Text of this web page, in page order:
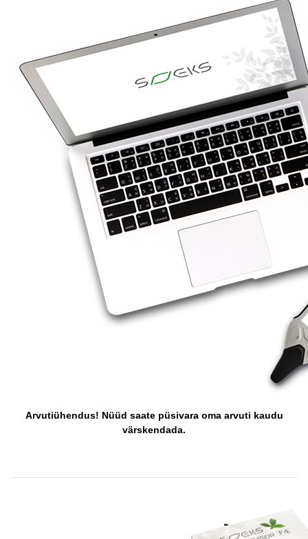
Arvutiühendus! Nüüd saate püsivara oma arvuti kaudu
värskendada.